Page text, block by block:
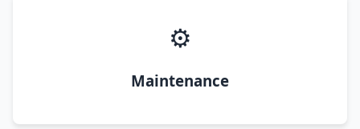
⚙️
Maintenance